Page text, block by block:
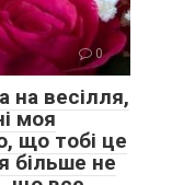
0
на весілля,
моя
що тобі це
більше не